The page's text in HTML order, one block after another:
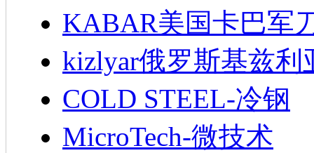
KABAR美国卡巴军
kizlyar俄罗斯基兹利
COLD STEEL-冷钢
MicroTech-微技术